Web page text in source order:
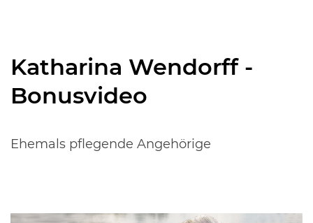
Katharina Wendorff -
Bonusvideo
Ehemals pflegende Angehörige